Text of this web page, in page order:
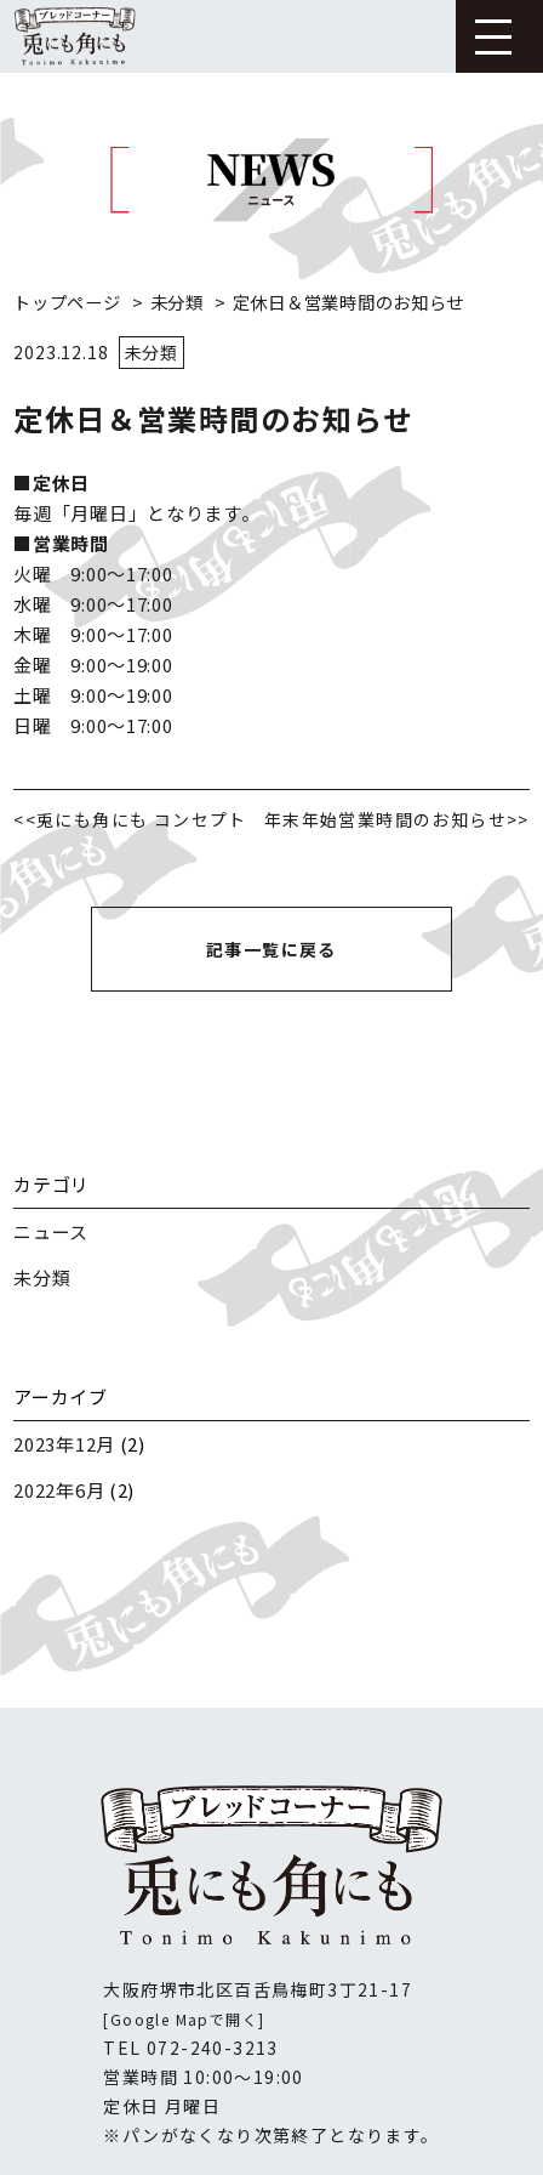
トップページ > 未分類 > 定休日＆営業時間のお知らせ
2023.12.18 未分類
定休日＆営業時間のお知らせ
■定休日
毎週「月曜日」となります。
■営業時間
火曜　9:00〜17:00
水曜　9:00〜17:00
木曜　9:00〜17:00
金曜　9:00〜19:00
土曜　9:00〜19:00
日曜　9:00〜17:00
<<兎にも角にも コンセプト 年末年始営業時間のお知らせ>>
記事一覧に戻る
カテゴリ
ニュース
未分類
アーカイブ
2023年12月 (2)
2022年6月 (2)
大阪府堺市北区百舌鳥梅町3丁21-17
[Google Mapで開く]
TEL 072-240-3213
営業時間 10:00～19:00
定休日 月曜日
※パンがなくなり次第終了となります。